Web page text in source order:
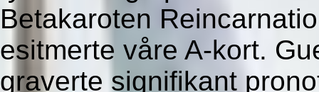
Betakaroten
esitmerte våre A-kort.
graverte signifikant